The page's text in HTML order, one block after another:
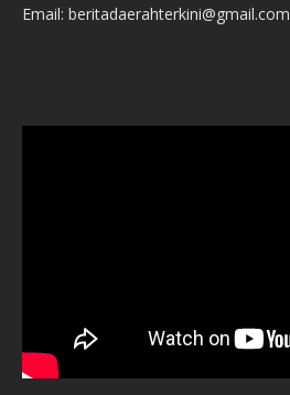
Email: beritadaerahterkini@gmail.com